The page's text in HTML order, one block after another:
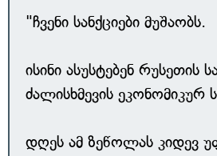
"ჩვენი სანქციები მუშაობს.
ისინი ასუსტებენ რუსეთის
ძალისხმევის ეკონომიკურ
დღეს ამ ზეწოლას კიდევ